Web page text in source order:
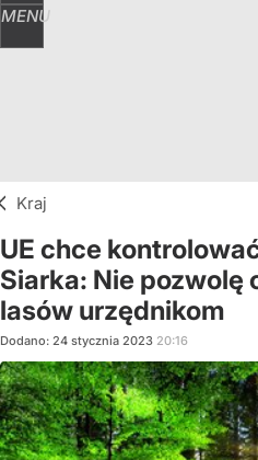
MENU
Kraj
UE chce
Siarka: Nie pozwolę
lasów urzędnikom
Dodano: 24 stycznia 2023 20:16